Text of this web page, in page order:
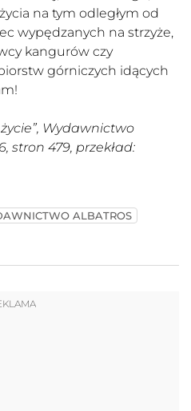
na tym odległym od
wypędzanych na strzyże,
kangurów czy
górniczych idących
Wydawnictwo
stron 479, przekład:
ALBATROS